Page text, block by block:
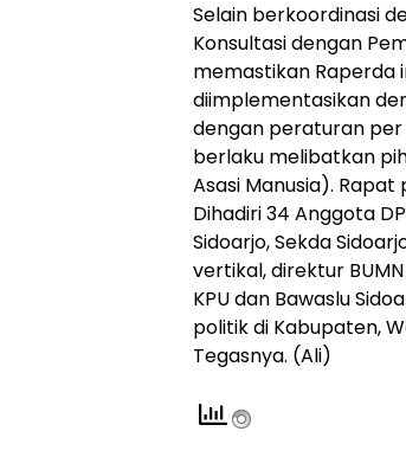
Selain berkoordinasi
Konsultasi dengan
memastikan
diimplementasikan
dengan peraturan
berlaku melibatkan
Asasi Manusia). Rapat
Dihadiri 34 Anggota
Sidoarjo, Sekda
vertikal, direktur
KPU dan Bawaslu
politik di Kabupaten,
Tegasnya. (Ali)